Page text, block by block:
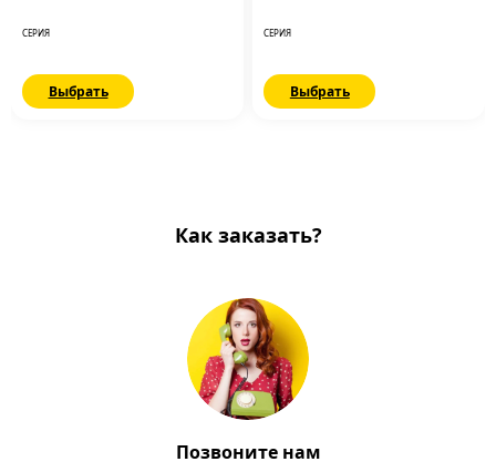
СЕРИЯ
Выбрать
СЕРИЯ
Выбрать
Как заказать?
Позвоните нам